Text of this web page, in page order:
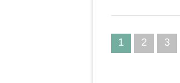
1 2 3